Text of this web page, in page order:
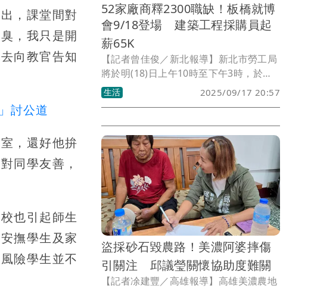
，課堂間對
，我只是開
向教官告知
討公道
，還好他拚
同學友善，
也引起師生
撫學生及家
險學生並不
52家廠商釋2300職缺！板橋就博
會9/18登場 建築工程採購員起
薪65K
【記者曾佳俊／新北報導】新北市勞工局
將於明(18)日上午10時至下午3時，於市
府6樓大禮堂辦理「新北市就業博覽
會」，現場邀請卡德爾、音律電子、辛耘
館、新美齊集團、晉財水電、藏壽司、築
間餐飲、鼎泰豐、錢櫃、指南客運等52家
優質廠商共同參與，提供超過2300個工作
機會，誠摯邀請有求職、轉職及兼職需求
的市民朋友們到場了解，豐收新職涯！
生活 2025/09/17 20:57
盜採砂石毀農路！美濃阿婆摔傷
引關注 邱議瑩關懷協助度難關
【記者凃建豐／高雄報導】高雄美濃農地